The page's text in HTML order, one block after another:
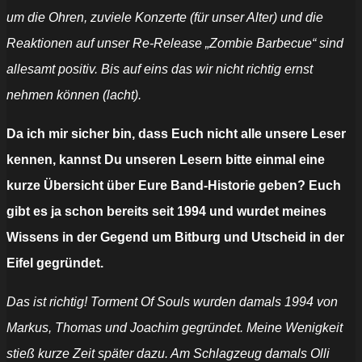
um die Ohren, zuviele Konzerte (für unser Alter) und die
Reaktionen auf unser Re-Release „Zombie Barbecue“ sind
allesamt positiv. Bis auf eins das wir nicht richtig ernst
nehmen können (lacht).
Da ich mir sicher bin, dass Euch nicht alle unsere Leser
kennen, kannst Du unseren Lesern bitte einmal eine
kurze Übersicht über Eure Band-Historie geben? Euch
gibt es ja schon bereits seit 1994 und wurdet meines
Wissens in der Gegend um Bitburg und Utscheid in der
Eifel gegründet.
Das ist richtig! Torment Of Souls wurden damals 1994 von
Markus, Thomas und Joachim gegründet. Meine Wenigkeit
stieß kurze Zeit später dazu. Am Schlagzeug damals Olli